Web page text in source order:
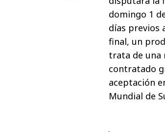
domingo 1
días previos
final, un
trata de una
contratado
aceptación
Mundial de